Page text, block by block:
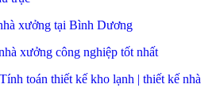
xưởng tại Bình Dương
toán thiết kế kho lạnh | thiết kế nhà